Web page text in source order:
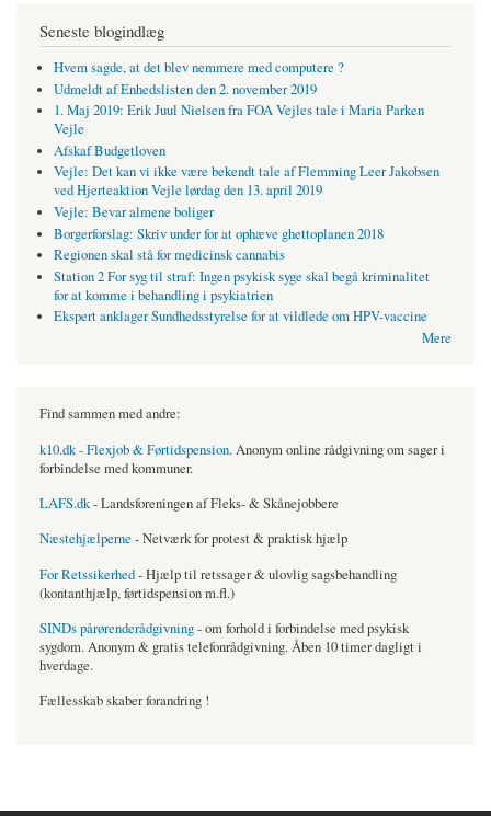
Seneste blogindlæg
Hvem sagde, at det blev nemmere med computere ?
Udmeldt af Enhedslisten den 2. november 2019
1. Maj 2019: Erik Juul Nielsen fra FOA Vejles tale i Maria Parken
Vejle
Afskaf Budgetloven
Vejle: Det kan vi ikke være bekendt tale af Flemming Leer Jakobsen
ved Hjerteaktion Vejle lørdag den 13. april 2019
Vejle: Bevar almene boliger
Borgerforslag: Skriv under for at ophæve ghettoplanen 2018
Regionen skal stå for medicinsk cannabis
Station 2 For syg til straf: Ingen psykisk syge skal begå kriminalitet
for at komme i behandling i psykiatrien
Ekspert anklager Sundhedsstyrelse for at vildlede om HPV-vaccine
Mere
Find sammen med andre:
k10.dk - Flexjob & Førtidspension. Anonym online rådgivning om sager i
forbindelse med kommuner.
LAFS.dk- Landsforeningen af Fleks- & Skånejobbere
Næstehjælperne - Netværk for protest & praktisk hjælp
For Retssikerhed- Hjælp til retssager & ulovlig sagsbehandling
(kontanthjælp, førtidspension m.fl.)
SINDs pårørenderådgivning- om forhold i forbindelse med psykisk
sygdom. Anonym & gratis telefonrådgivning. Åben 10 timer dagligt i
hverdage.
Fællesskab skaber forandring !